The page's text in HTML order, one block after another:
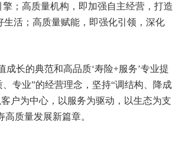
；高质量机构，即加强自主经营，打造
活；高质量赋能，即强化引领，深化
长的典范和高品质‘寿险+服务’专业提
专业”的经营理念，坚持“调结构、降成
户为中心，以服务为驱动，以生态为支
质量发展新篇章。